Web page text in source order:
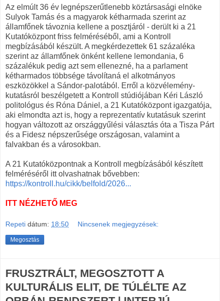
Az elmúlt 36 év legnépszerűtlenebb köztársasági elnöke
Sulyok Tamás és a magyarok kétharmada szerint az
államfőnek távoznia kellene a posztjáról - derült ki a 21
Kutatóközpont friss felméréséből, ami a Kontroll
megbízásából készült. A megkérdezettek 61 százaléka
szerint az államfőnek önként kellene lemondania, 6
százalékuk pedig azt sem ellenezné, ha a parlament
kétharmados többsége távolítaná el alkotmányos
eszközökkel a Sándor-palotából. Erről a közvélemény-
kutatásról beszélgetett a Kontroll stúdiójában Kéri László
politológus és Róna Dániel, a 21 Kutatóközpont igazgatója,
aki elmondta azt is, hogy a reprezentatív kutatásuk szerint
hogyan változott az országgyűlési választás óta a Tisza Párt
és a Fidesz népszerűsége országosan, valamint a
falvakban és a városokban.
A 21 Kutatóközpontnak a Kontroll megbízásából készített
felméréséről itt olvashatnak bővebben:
https://kontroll.hu/cikk/belfold/2026...
ITT NÉZHETŐ MEG
Repeti dátum: 18:50 Nincsenek megjegyzések:
Megosztás
FRUSZTRÁLT, MEGOSZTOTT A
KULTURÁLIS ELIT, DE TÚLÉLTE AZ